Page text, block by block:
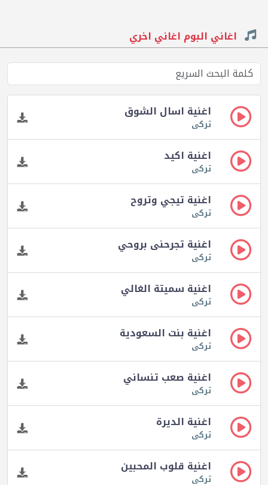
اغاني البوم اغاني اخري
اغنية اسال الشوق
تركى
اغنية اكيد
تركى
اغنية تيجي وتروح
تركى
اغنية تجرحنى بروحي
تركى
اغنية سميتة الغالي
تركى
اغنية بنت السعودية
تركى
اغنية صعب تنساني
تركى
اغنية الديرة
تركى
اغنية قلوب المحبين
تركى